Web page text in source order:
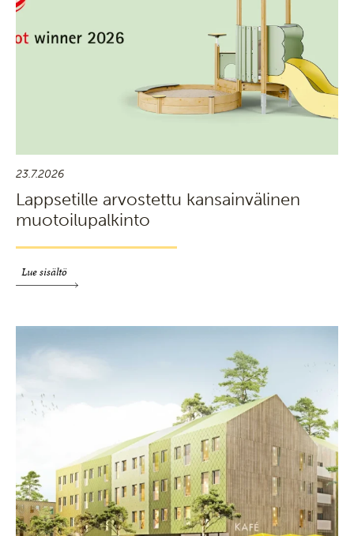
23.7.2026
Lappsetille arvostettu kansainvälinen
muotoilupalkinto
Lue sisältö